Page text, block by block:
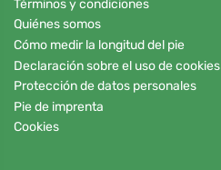
Términos y condiciones
Quiénes somos
Cómo medir la longitud del pie
Declaración sobre el uso de cookies
Protección de datos personales
Pie de imprenta
Cookies